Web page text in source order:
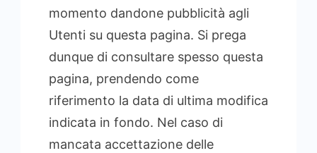
momento dandone pubblicità agli
Utenti su questa pagina. Si prega
dunque di consultare spesso questa
pagina, prendendo come
riferimento la data di ultima modifica
indicata in fondo. Nel caso di
mancata accettazione delle